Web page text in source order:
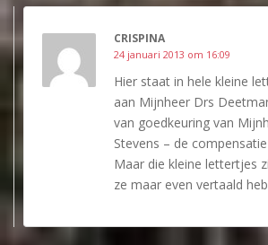
CRISPINA
24 januari 2013 om 16:09
Hier staat in hele kleine
aan Mijnheer Drs
van goedkeuring van
Stevens – de
Maar die kleine lettertjes
ze maar even vertaald heb